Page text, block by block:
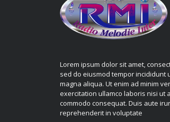
Lorem ipsum dolor sit amet,
sed do eiusmod tempor incididunt
magna aliqua. Ut enim ad minim
exercitation ullamco laboris nisi ut
commodo consequat. Duis aute
reprehenderit in voluptate